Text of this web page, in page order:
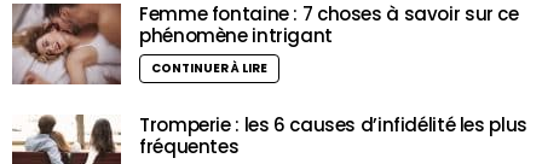
Femme fontaine : 7 choses à savoir sur ce
phénomène intrigant
CONTINUER À LIRE
Tromperie : les 6 causes d’infidélité les plus
fréquentes